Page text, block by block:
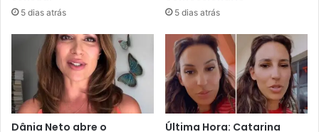
5 dias atrás 5 dias atrás
Dânia Neto abre o
Última Hora: Catarina